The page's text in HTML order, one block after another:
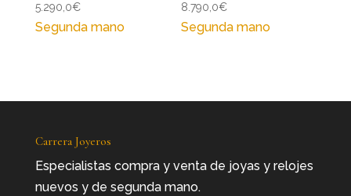
5.290,0€
Segunda mano
8.790,0€
Segunda mano
Carrera Joyeros
Especialistas compra y venta de joyas y relojes
nuevos y de segunda mano.